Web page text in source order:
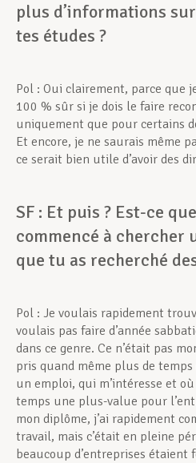
plus d’informations
tes études ?
Pol : Oui clairement, parce que
100 % sûr si je dois le faire
uniquement que pour certains
Et encore, je ne saurais même
ce serait bien utile d’avoir des
SF : Et puis ? Est-ce
commencé à chercher
que tu as recherché
Pol : Je voulais rapidement
voulais pas faire d’année
dans ce genre. Ce n’était pas
pris quand même plus de
un emploi, qui m’intéresse et
temps une plus-value pour
mon diplôme, j’ai rapidement
travail, mais c’était en pleine
beaucoup d’entreprises étaient